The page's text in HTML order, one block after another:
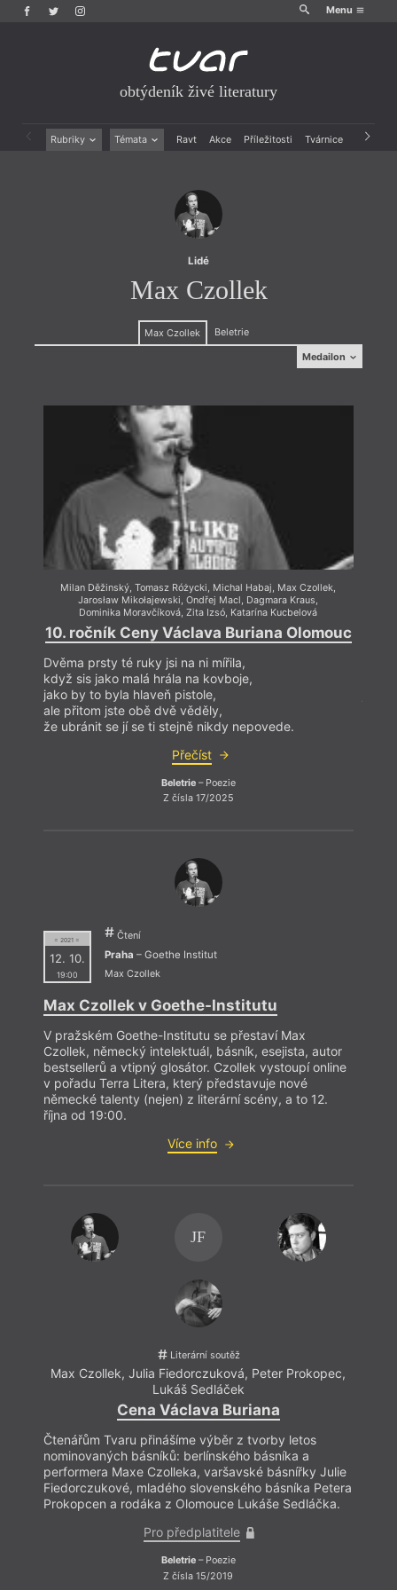
Menu
obtýdeník živé literatury
Rubriky Témata Ravt Akce Příležitosti Tvárnice Archiv
Lidé
Max Czollek
Max Czollek Beletrie
básnického kolektivuG13a spoluvydavatelem
Jalta. Positionen zur jüdischen Gegenwart
(Jalta. Pozice k židovské současnosti). Jeho
básnické sbírky vycházejí v nakladatelství
Verlagshaus Berlin, naposledy
konce, 2024). Na podzim 2025 vyjde esej
Anfang. Auf der Suche nach einer neuen
Erinnerungskultur
(Všechno od začátku. Hledání nové
kultury paměti) v nakladatelství Fischer Verlag
(společně s Hadijou Haruna‐Oelker).
Medailon
Milan Děžinský,Tomasz Różycki, Michal Habaj, Max Czollek,
Jarosław Mikołajewski,Ondřej Macl , Dagmara Kraus,
Dominika Moravčíková,Zita Izsó, Katarína Kucbelová
10. ročník Ceny Václava Buriana Olomouc
Dvěma prsty té ruky jsi na ni mířila,
když sis jako malá hrála na kovboje,
jako by to byla hlaveň pistole,
ale přitom jste obě dvě věděly,
že ubránit se jí se ti stejně nikdy nepovede.
Přečíst
Beletrie– Poezie
Z čísla 17/2025
= 2021 =
12. 10.
19:00
Čtení
Praha – Goethe Institut
Max Czollek
Max Czollek v Goethe-Institutu
V pražském Goethe-Institutu se přestaví Max
Czollek, německý intelektuál, básník, esejista, autor
bestsellerů a vtipný glosátor. Czollek vystoupí online
v pořadu Terra Litera, který představuje nové
německé talenty (nejen) z literární scény, a to 12.
října od 19:00.
Více info
JF
Literární soutěž
Max Czollek,Julia Fiedorczuková, Peter Prokopec,
Lukáš Sedláček
Cena Václava Buriana
Čtenářům Tvaru přinášíme výběr z tvorby letos
nominovaných básníků: berlínského básníka a
performera Maxe Czolleka, varšavské básnířky Julie
Fiedorczukové, mladého slovenského básníka Petera
Prokopcen a rodáka z Olomouce Lukáše Sedláčka.
Pro předplatitele
Beletrie– Poezie
Z čísla 15/2019